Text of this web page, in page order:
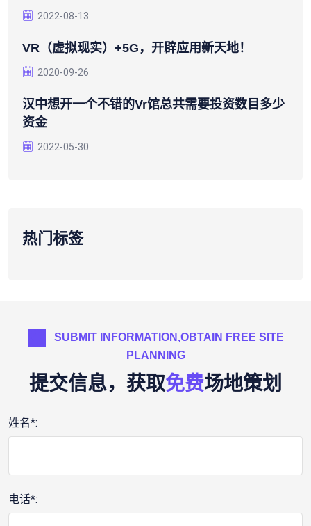
2022-08-13
VR（虚拟现实）+5G，开辟应用新天地！
2020-09-26
汉中想开一个不错的vr馆总共需要投资数目多少
资金
2022-05-30
热门标签
SUBMIT INFORMATION,OBTAIN FREE SITE
PLANNING
提交信息，获取免费场地策划
姓名*:
电话*: